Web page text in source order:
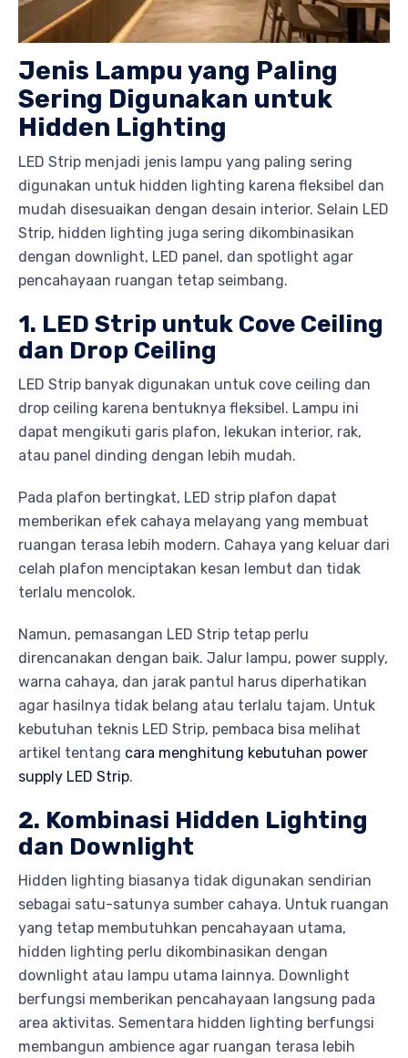
Jenis Lampu yang Paling
Sering Digunakan untuk
Hidden Lighting
LED Strip menjadi jenis lampu yang paling sering
digunakan untuk hidden lighting karena fleksibel dan
mudah disesuaikan dengan desain interior. Selain LED
Strip, hidden lighting juga sering dikombinasikan
dengan downlight, LED panel, dan spotlight agar
pencahayaan ruangan tetap seimbang.
1. LED Strip untuk Cove Ceiling
dan Drop Ceiling
LED Strip banyak digunakan untuk cove ceiling dan
drop ceiling karena bentuknya fleksibel. Lampu ini
dapat mengikuti garis plafon, lekukan interior, rak,
atau panel dinding dengan lebih mudah.
Pada plafon bertingkat, LED strip plafon dapat
memberikan efek cahaya melayang yang membuat
ruangan terasa lebih modern. Cahaya yang keluar dari
celah plafon menciptakan kesan lembut dan tidak
terlalu mencolok.
Namun, pemasangan LED Strip tetap perlu
direncanakan dengan baik. Jalur lampu, power supply,
warna cahaya, dan jarak pantul harus diperhatikan
agar hasilnya tidak belang atau terlalu tajam. Untuk
kebutuhan teknis LED Strip, pembaca bisa melihat
artikel tentang cara menghitung kebutuhan power
supply LED Strip.
2. Kombinasi Hidden Lighting
dan Downlight
Hidden lighting biasanya tidak digunakan sendirian
sebagai satu-satunya sumber cahaya. Untuk ruangan
yang tetap membutuhkan pencahayaan utama,
hidden lighting perlu dikombinasikan dengan
downlight atau lampu utama lainnya. Downlight
berfungsi memberikan pencahayaan langsung pada
area aktivitas. Sementara hidden lighting berfungsi
membangun ambience agar ruangan terasa lebih